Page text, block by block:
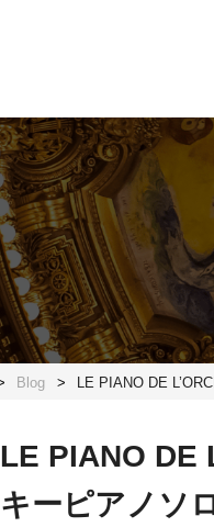
Blog LE PIANO DE
LE PIANO DE
キーピアノソ